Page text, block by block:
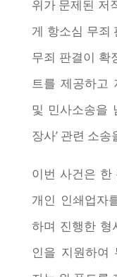
위가 문제된 저
게 항소심 무죄
무죄 판결이 확
트를 제공하고
및 민사소송을
장사’ 관련 소
이번 사건은 한
개인 인쇄업자
하며 진행한 형
인을 지원하여